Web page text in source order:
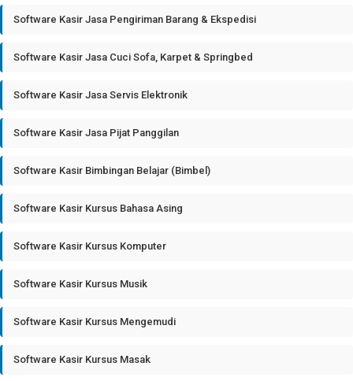
Software Kasir Jasa Pengiriman Barang & Ekspedisi
Software Kasir Jasa Cuci Sofa, Karpet & Springbed
Software Kasir Jasa Servis Elektronik
Software Kasir Jasa Pijat Panggilan
Software Kasir Bimbingan Belajar (Bimbel)
Software Kasir Kursus Bahasa Asing
Software Kasir Kursus Komputer
Software Kasir Kursus Musik
Software Kasir Kursus Mengemudi
Software Kasir Kursus Masak